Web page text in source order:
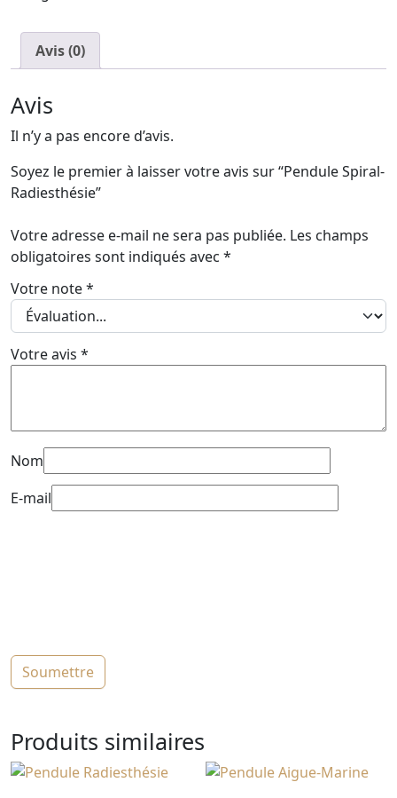
Avis (0)
Avis
Il n’y a pas encore d’avis.
Soyez le premier à laisser votre avis sur “Pendule Spiral-
Radiesthésie”
Votre adresse e-mail ne sera pas publiée. Les champs
obligatoires sont indiqués avec *
Votre note*
Votre avis *
Nom
E-mail
Produits similaires